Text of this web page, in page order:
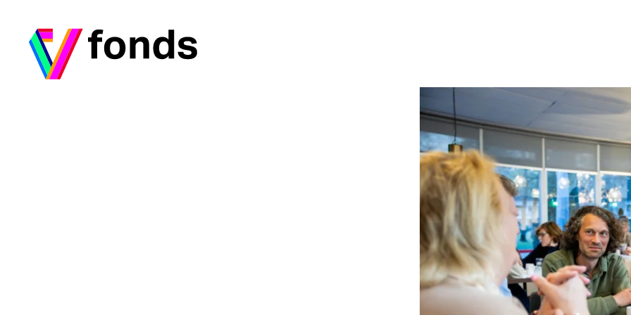
Ga naar home